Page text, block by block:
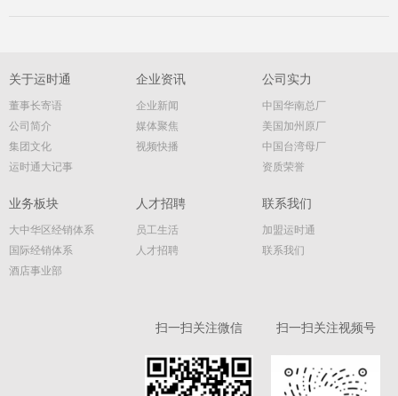
关于运时通
董事长寄语
公司简介
集团文化
运时通大记事
企业资讯
企业新闻
媒体聚焦
视频快播
公司实力
中国华南总厂
美国加州原厂
中国台湾母厂
资质荣誉
业务板块
大中华区经销体系
国际经销体系
酒店事业部
人才招聘
员工生活
人才招聘
联系我们
加盟运时通
联系我们
扫一扫关注视频号
扫一扫关注微信